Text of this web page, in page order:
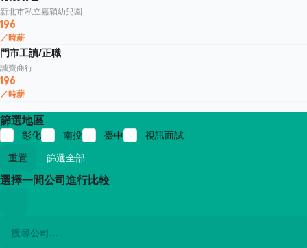
新北市私立嘉穎幼兒園
196
／時薪
門市工讀/正職
誠寶商行
196
／時薪
篩選地區
彰化 南投 臺中
視訊面試
重置
篩選全部
選擇一間公司進行比較